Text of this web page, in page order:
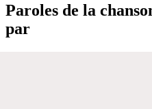
Paroles de la
par